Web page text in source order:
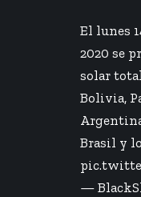
El lunes
2020 se
solar
Bolivia,
Brasil y
—